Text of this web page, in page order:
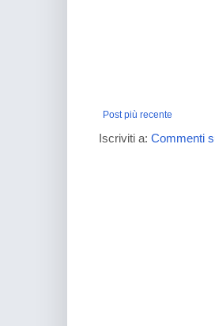
Post più recente
Iscriviti a: Commenti